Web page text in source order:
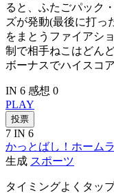
ると、ふたごパック
ズが発動(最後に打っ
をまとうファイアシ
制で相手ねこはどん
ボーナスでハイスコ
IN 6 感想 0
PLAY
投票
7 IN 6
かっとばし！ホーム
生成 スポーツ
タイミングよくタッ